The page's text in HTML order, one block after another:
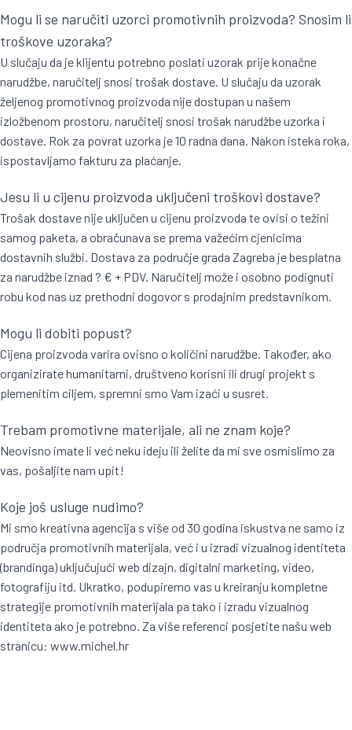
Mogu li se naručiti uzorci promotivnih proizvoda? Snosim li
troškove uzoraka?
U slučaju da je klijentu potrebno poslati uzorak prije konačne
narudžbe, naručitelj snosi trošak dostave. U slučaju da uzorak
željenog promotivnog proizvoda nije dostupan u našem
izložbenom prostoru, naručitelj snosi trošak narudžbe uzorka i
dostave. Rok za povrat uzorka je 10 radna dana. Nakon isteka roka,
ispostavljamo fakturu za plaćanje.
Jesu li u cijenu proizvoda uključeni troškovi dostave?
Trošak dostave nije uključen u cijenu proizvoda te ovisi o težini
samog paketa, a obračunava se prema važećim cjenicima
dostavnih službi. Dostava za područje grada Zagreba je besplatna
za narudžbe iznad ? € + PDV. Naručitelj može i osobno podignuti
robu kod nas uz prethodni dogovor s prodajnim predstavnikom.
Mogu li dobiti popust?
Cijena proizvoda varira ovisno o količini narudžbe. Također, ako
organizirate humanitarni, društveno korisni ili drugi projekt s
plemenitim ciljem, spremni smo Vam izaći u susret.
Trebam promotivne materijale, ali ne znam koje?
Neovisno imate li već neku ideju ili želite da mi sve osmislimo za
vas, pošaljite nam upit!
Koje još usluge nudimo?
Mi smo kreativna agencija s više od 30 godina iskustva ne samo iz
područja promotivnih materijala, već i u izradi vizualnog identiteta
(brandinga) uključujući web dizajn, digitalni marketing, video,
fotografiju itd. Ukratko, podupiremo vas u kreiranju kompletne
strategije promotivnih materijala pa tako i izradu vizualnog
identiteta ako je potrebno. Za više referenci posjetite našu web
stranicu: www.michel.hr